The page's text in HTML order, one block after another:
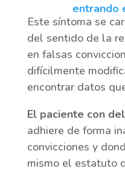
entrando
Este síntoma se
del sentido de la
en falsas
difícilmente
encontrar datos
El paciente con
adhiere de forma
convicciones y
mismo el estatuto